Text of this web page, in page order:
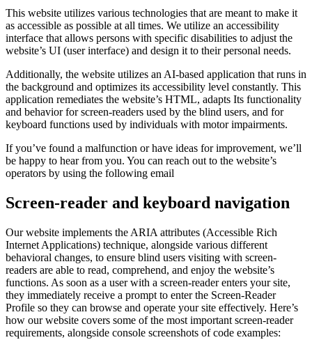
This website utilizes various technologies that are meant to make it
as accessible as possible at all times. We utilize an accessibility
interface that allows persons with specific disabilities to adjust the
website’s UI (user interface) and design it to their personal needs.
Additionally, the website utilizes an AI-based application that runs in
the background and optimizes its accessibility level constantly. This
application remediates the website’s HTML, adapts Its functionality
and behavior for screen-readers used by the blind users, and for
keyboard functions used by individuals with motor impairments.
If you’ve found a malfunction or have ideas for improvement, we’ll
be happy to hear from you. You can reach out to the website’s
operators by using the following email
Screen-reader and keyboard navigation
Our website implements the ARIA attributes (Accessible Rich
Internet Applications) technique, alongside various different
behavioral changes, to ensure blind users visiting with screen-
readers are able to read, comprehend, and enjoy the website’s
functions. As soon as a user with a screen-reader enters your site,
they immediately receive a prompt to enter the Screen-Reader
Profile so they can browse and operate your site effectively. Here’s
how our website covers some of the most important screen-reader
requirements, alongside console screenshots of code examples: